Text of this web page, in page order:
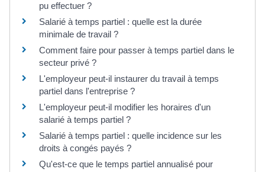
pu effectuer ?
Salarié à temps partiel : quelle est la durée
minimale de travail ?
Comment faire pour passer à temps partiel dans le
secteur privé ?
L'employeur peut-il instaurer du travail à temps
partiel dans l'entreprise ?
L'employeur peut-il modifier les horaires d'un
salarié à temps partiel ?
Salarié à temps partiel : quelle incidence sur les
droits à congés payés ?
Qu'est-ce que le temps partiel annualisé pour